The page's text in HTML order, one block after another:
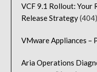
VCF 9.1 Rollout: Your
Release Strategy(404)
VMware Appliances –
Aria Operations